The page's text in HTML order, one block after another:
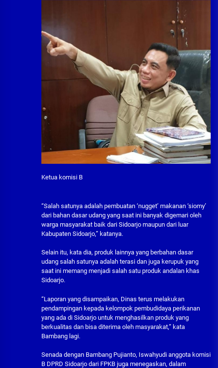
Ketua komisi B
“Salah satunya adalah pembuatan ‘nugget’ makanan ‘siomy’
dari bahan dasar udang yang saat ini banyak digemari oleh
warga masyarakat baik dari Sidoarjo maupun dari luar
Kabupaten Sidoarjo,” katanya.
Selain itu, kata dia, produk lainnya yang berbahan dasar
udang salah satunya adalah terasi dan juga kerupuk yang
saat ini memang menjadi salah satu produk andalan khas
Sidoarjo.
“Laporan yang disampaikan, Dinas terus melakukan
pendampingan kepada kelompok pembudidaya perikanan
yang ada di Sidoarjo untuk menghasilkan produk yang
berkualitas dan bisa diterima oleh masyarakat,” kata
Bambang lagi.
Senada dengan Bambang Pujianto, Iswahyudi anggota komisi
B DPRD Sidoarjo dari FPKB juga menegaskan, dalam